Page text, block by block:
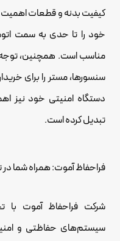
کیفیت بدنه و قطعات
خود را تا حدی به سمت
مناسب است. همچنین،
سنسورها، مستر را برای
دستگاه امنیتی خود نیز
تبدیل کرده است.
فراحفاظ آموت: همراه شما در
شرکت فراحفاظ آموت با
سیستم‌های حفاظتی و